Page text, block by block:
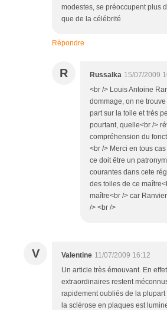
modestes, se préoccupent plus
que de la célébrité
Répondre
R Russalka 15/07/2009
<br /> Louis Antoine
dommage, on ne
part sur la toile et très
pourtant, quelle<br />
compréhension du
<br /> Merci en tous
ce doit être un
courantes dans cete
des toiles de ce
maître<br /> car
/> <br />
V Valentine 11/07/2009 16:12
Un article très émouvant. En
extraordinaires restent
rapidement oubliés de la plupart
la sclérose en plaques est